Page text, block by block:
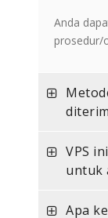
Anda
prosedur/
VPS
untuk
Apa